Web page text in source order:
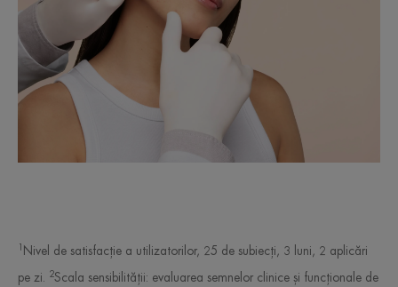
Nivel de satisfacție a utilizatorilor, 25 de subiecți, 3 luni, 2 aplicări
pe zi. 2Scala sensibilității: evaluarea semnelor clinice și funcționale de